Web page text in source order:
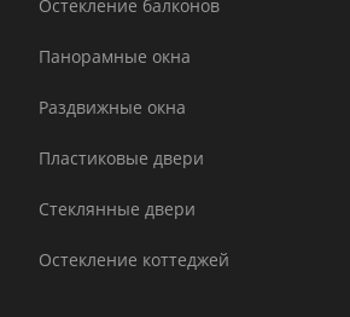
Остекление балконов
Панорамные окна
Раздвижные окна
Пластиковые двери
Стеклянные двери
Остекление коттеджей